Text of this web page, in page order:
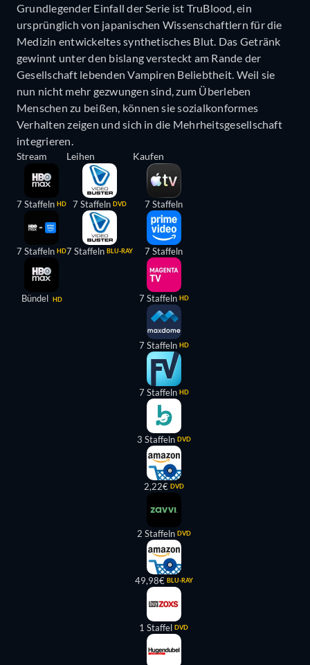
Grundlegender Einfall der Serie ist TruBlood, ein
ursprünglich von japanischen Wissenschaftlern für die
Medizin entwickeltes synthetisches Blut. Das Getränk
gewinnt unter den bislang versteckt am Rande der
Gesellschaft lebenden Vampiren Beliebtheit. Weil sie
nun nicht mehr gezwungen sind, zum Überleben
Menschen zu beißen, können sie sozialkonformes
Verhalten zeigen und sich in die Mehrheitsgesellschaft
integrieren.
Stream
7 Staffeln HD
7 Staffeln HD
Bündel HD
Leihen
7 Staffeln DVD
7 Staffeln BLU-RAY
Kaufen
7 Staffeln
7 Staffeln
7 Staffeln HD
7 Staffeln HD
7 Staffeln HD
3 Staffeln DVD
2,22€ DVD
2 Staffeln DVD
49,98€ BLU-RAY
1 Staffel DVD